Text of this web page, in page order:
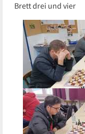
Brett drei und vier